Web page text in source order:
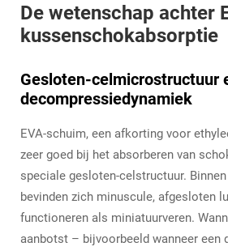
De wetenschap achter
kussenschokabsorptie
Gesloten-celmicrostructuur
decompressiedynamiek
EVA-schuim, een afkorting voor
zeer goed bij het absorberen van
speciale gesloten-celstructuur.
bevinden zich minuscule, afgesloten
functioneren als miniatuurveren.
aanbotst – bijvoorbeeld wanneer een